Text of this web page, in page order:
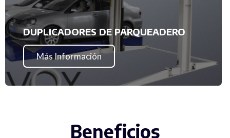
DUPLICADORES DE PARQUEADERO
Más Información
Beneficios